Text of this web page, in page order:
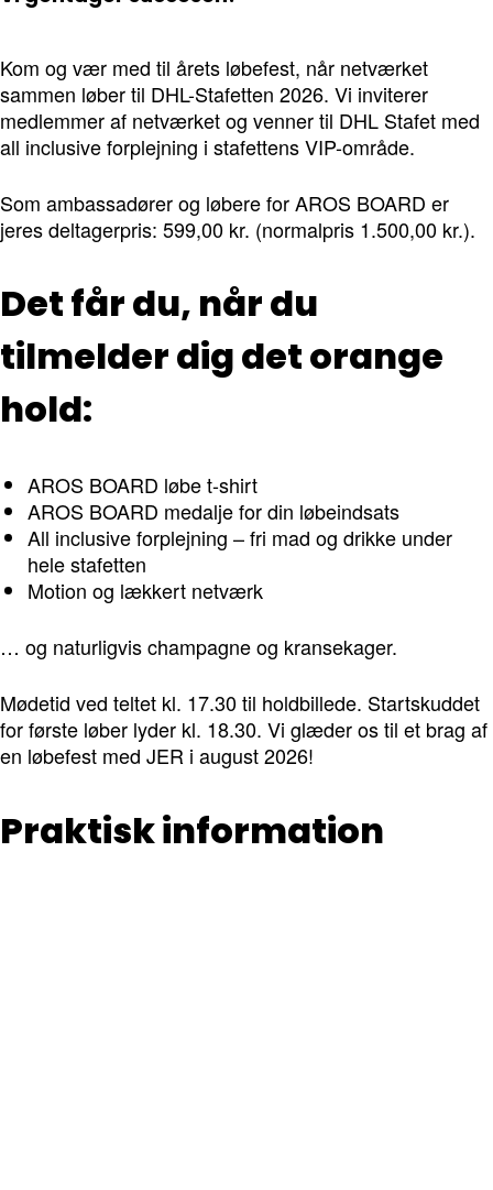
Kom og vær med til årets løbefest, når netværket
sammen løber til DHL-Stafetten 2026. Vi inviterer
medlemmer af netværket og venner til DHL Stafet med
all inclusive forplejning i stafettens VIP-område.
Som ambassadører og løbere for AROS BOARD er
jeres deltagerpris: 599,00 kr. (normalpris 1.500,00 kr.).
Det får du, når du
tilmelder dig det orange
hold:
AROS BOARD løbe t-shirt
AROS BOARD medalje for din løbeindsats
All inclusive forplejning – fri mad og drikke under
hele stafetten
Motion og lækkert netværk
… og naturligvis champagne og kransekager.
Mødetid ved teltet kl. 17.30 til holdbillede. Startskuddet
for første løber lyder kl. 18.30. Vi glæder os til et brag af
en løbefest med JER i august 2026!
Praktisk information